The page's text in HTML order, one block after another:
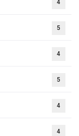
4
5
4
5
4
4